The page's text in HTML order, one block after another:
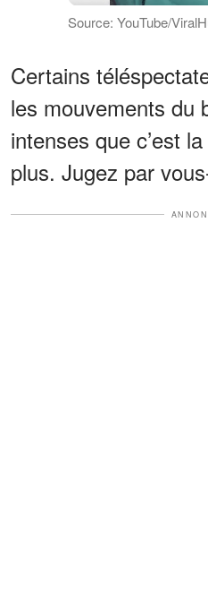
Source: YouTube/
Certains
les mouvements du
intenses que c’est
plus. Jugez par